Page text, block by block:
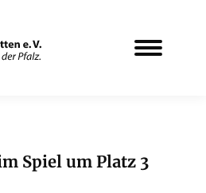
Spiel um Platz 3